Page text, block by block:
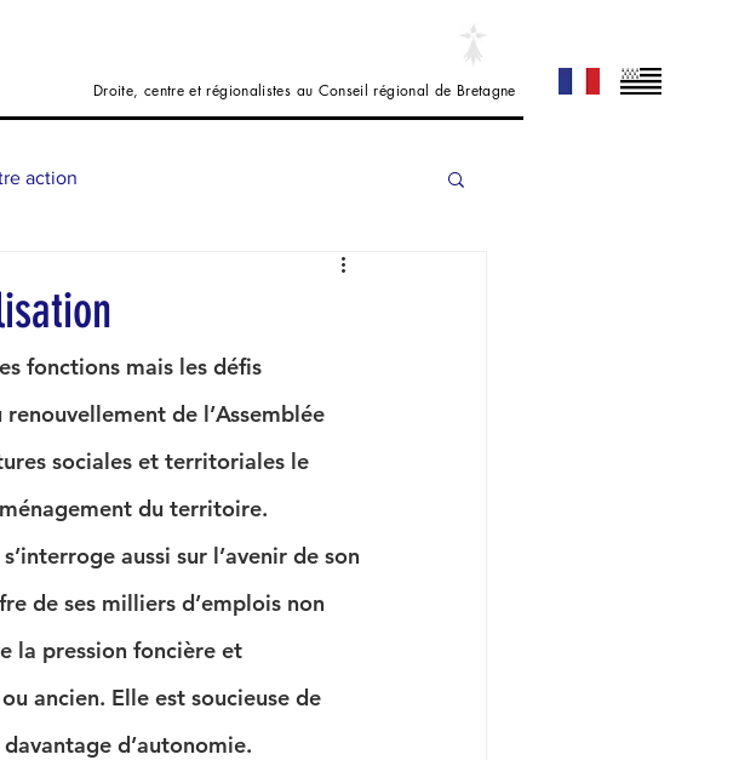
Droite, centre et régionalistes au Conseil régional de Bretagne
action
fonctions mais les défis
de l’Assemblée
sociales et territoriales le
du territoire.
aussi sur l’avenir de son
de ses milliers d’emplois non
la pression foncière et
ancien. Elle est soucieuse de
d’autonomie.